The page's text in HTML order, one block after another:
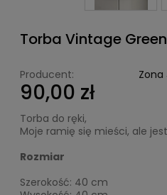
Torba Vintage Green
Producent: Zona
90,00 zł
Torba do ręki,
Moje ramię się mieści, ale
Rozmiar
Szerokość: 40 cm